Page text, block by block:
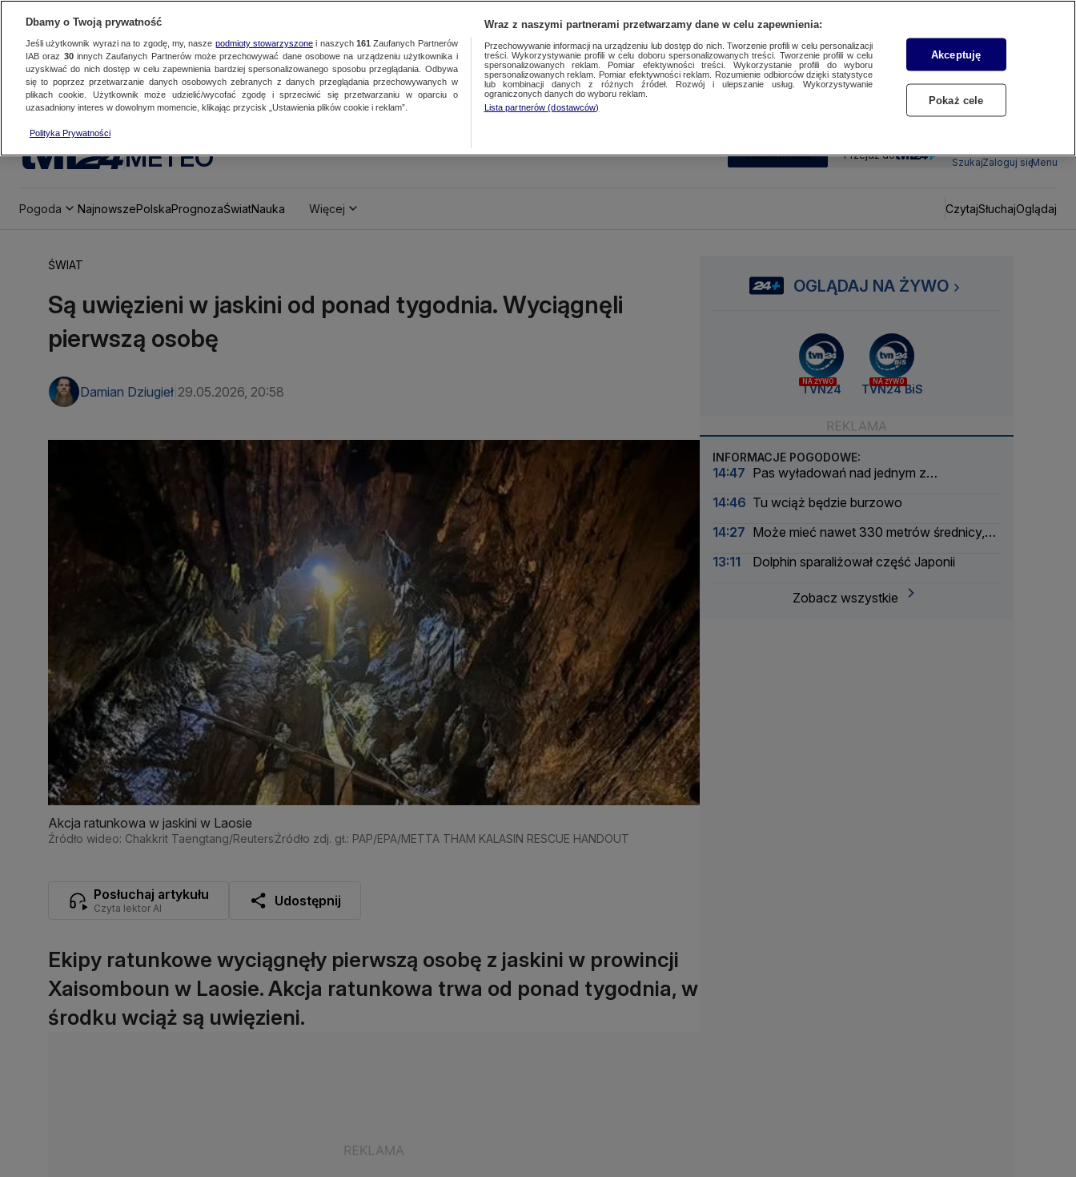
METEO SUBSKRYBUJ Przejdź do
SzukajZaloguj sięMenu
Pogoda NajnowszePolskaPrognozaŚwiatNauka Więcej CzytajSłuchajOglądaj
ŚWIAT
Są uwięzieni w jaskini od ponad tygodnia. Wyciągnęli
pierwszą osobę
Damian Dziugieł 29.05.2026, 20:58
Akcja ratunkowa w jaskini w Laosie
Źródło wideo: Chakkrit Taengtang/ReutersŹródło zdj. gł.: PAP/EPA/METTA THAM KALASIN RESCUE HANDOUT
Posłuchaj artykułu
Czyta lektor AI Udostępnij
Ekipy ratunkowe wyciągnęły pierwszą osobę z jaskini w prowincji
Xaisomboun w Laosie. Akcja ratunkowa trwa od ponad tygodnia, w
środku wciąż są uwięzieni.
OGLĄDAJ NA ŻYWO
NA ŻYWO
TVN24
NA ŻYWO
TVN24 BiS
INFORMACJE POGODOWE:
14:47 Pas wyładowań nad jednym z
14:46 Tu wciąż będzie burzowo
14:27 Może mieć nawet 330 metrów średnicy,
13:11
Dolphin sparaliżował część Japonii
Zobacz wszystkie
Dbamy o Twoją prywatność
Jeśli użytkownik wyrazi na to zgodę, my, nasze podmioty stowarzyszonei naszych 161 Zaufanych Partnerów
IAB oraz 30innych Zaufanych Partnerów może przechowywać dane osobowe na urządzeniu użytkownika i
uzyskiwać do nich dostęp w celu zapewnienia bardziej spersonalizowanego sposobu przeglądania. Odbywa
się to poprzez przetwarzanie danych osobowych zebranych z danych przeglądania przechowywanych w
plikach cookie. Użytkownik może udzielić/wycofać zgodę i sprzeciwić się przetwarzaniu w oparciu o
uzasadniony interes w dowolnym momencie, klikając przycisk „Ustawienia plików cookie i reklam”.
Polityka Prywatności
Wraz z naszymi partnerami przetwarzamy dane w celu zapewnienia:
Przechowywanie informacji na urządzeniu lub dostęp do nich. Tworzenie profili w celu personalizacji
treści. Wykorzystywanie profili w celu doboru spersonalizowanych treści. Tworzenie profili w celu
spersonalizowanych reklam. Pomiar efektywności treści. Wykorzystanie profili do wyboru
spersonalizowanych reklam. Pomiar efektywności reklam. Rozumienie odbiorców dzięki statystyce
lub kombinacji danych z różnych źródeł. Rozwój i ulepszanie usług. Wykorzystywanie
ograniczonych danych do wyboru reklam.
Lista partnerów (dostawców)
Akceptuję
Pokaż cele